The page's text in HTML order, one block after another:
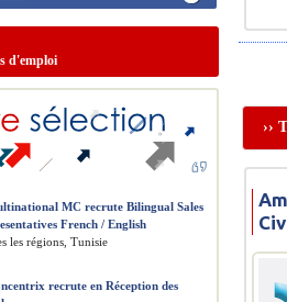
››
d'emploi
MC recrute Bilingual Sales
French / English
les régions, Tunisie
recrute en Réception des